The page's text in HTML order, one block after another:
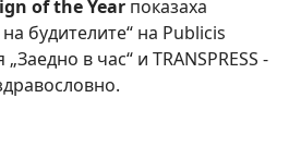
of the Year показаха
будителите“ на Publicis
в час“ и TRANSPRESS -